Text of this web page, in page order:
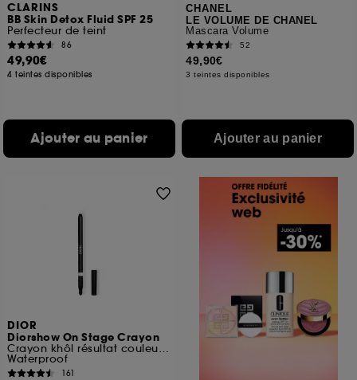
CLARINS
BB Skin Detox Fluid SPF 25
Perfecteur de teint
86
49,90€
4 teintes disponibles
Ajouter au panier
CHANEL
LE VOLUME DE CHANEL
Mascara Volume
52
49,90€
3 teintes disponibles
Ajouter au panier
DIOR
Diorshow On Stage Crayon
Crayon khôl résultat couleur intense
Waterproof
161